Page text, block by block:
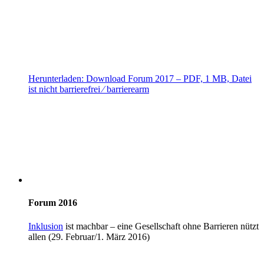
Herunterladen: Download Forum 2017 – PDF, 1 MB, Datei
ist nicht barrierefrei ⁄ barrierearm
Forum 2016
Inklusion ist machbar – eine Gesellschaft ohne Barrieren nützt
allen (29. Februar/1. März 2016)